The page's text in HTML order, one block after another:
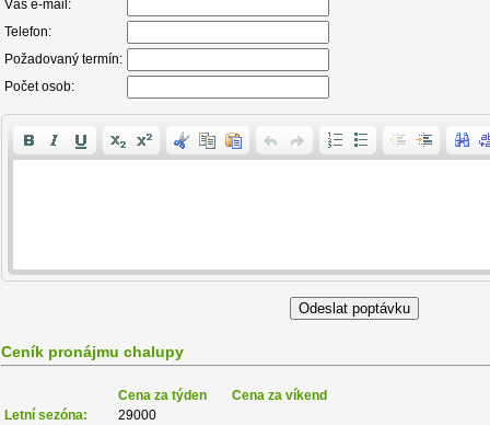
Váš e-mail:
Telefon:
Požadovaný termín:
Počet osob:
Ceník pronájmu chalupy
Cena za týden
Cena za víkend
Letní sezóna:
29000